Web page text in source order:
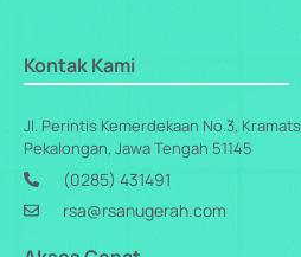
Kontak Kami
Jl. Perintis Kemerdekaan No.3,
Pekalongan, Jawa Tengah 51145
(0285) 431491
rsa@rsanugerah.com